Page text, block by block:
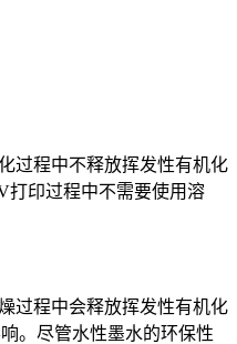
程中不释放挥发性有机化
打印过程中不需要使用溶
程中会释放挥发性有机化
。尽管水性墨水的环保性